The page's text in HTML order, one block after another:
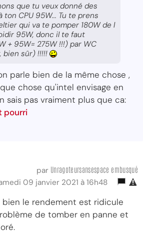
que tu veux donné des
CPU 95W... Tu te prens
qui va te pomper 180W de l
95W, donc il te faut
+ 95W= 275W !!!) par WC
bien sûr) !!!!!
parle bien de la même chose ,
chose qu'intel envisage en
sais pas vraiment plus que ca:
pourri
par Unragoteursansespace embusqué
09 janvier 2021 à 16h48
bien le rendement est ridicule
de tomber en panne et